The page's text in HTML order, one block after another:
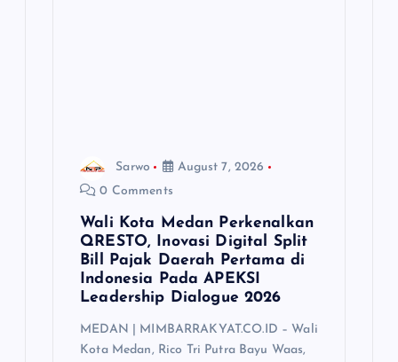
Sarwo
August 7, 2026
0 Comments
Wali Kota Medan Perkenalkan
QRESTO, Inovasi Digital Split
Bill Pajak Daerah Pertama di
Indonesia Pada APEKSI
Leadership Dialogue 2026
MEDAN | MIMBARRAKYAT.CO.ID – Wali
Kota Medan, Rico Tri Putra Bayu Waas,